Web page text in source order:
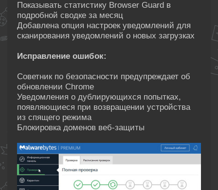
Показывать статистику Browser Guard в
подробной сводке за месяц
Добавлена опция настроек уведомлений для
сканирования уведомлений о новых загрузках
Исправление ошибок:
Советник по безопасности предупреждает об
обновлении Chrome
Уведомления о дублирующихся попытках,
появляющиеся при возвращении устройства
из спящего режима
Блокировка доменов веб-защиты